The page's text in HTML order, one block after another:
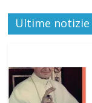
Ultime notizie